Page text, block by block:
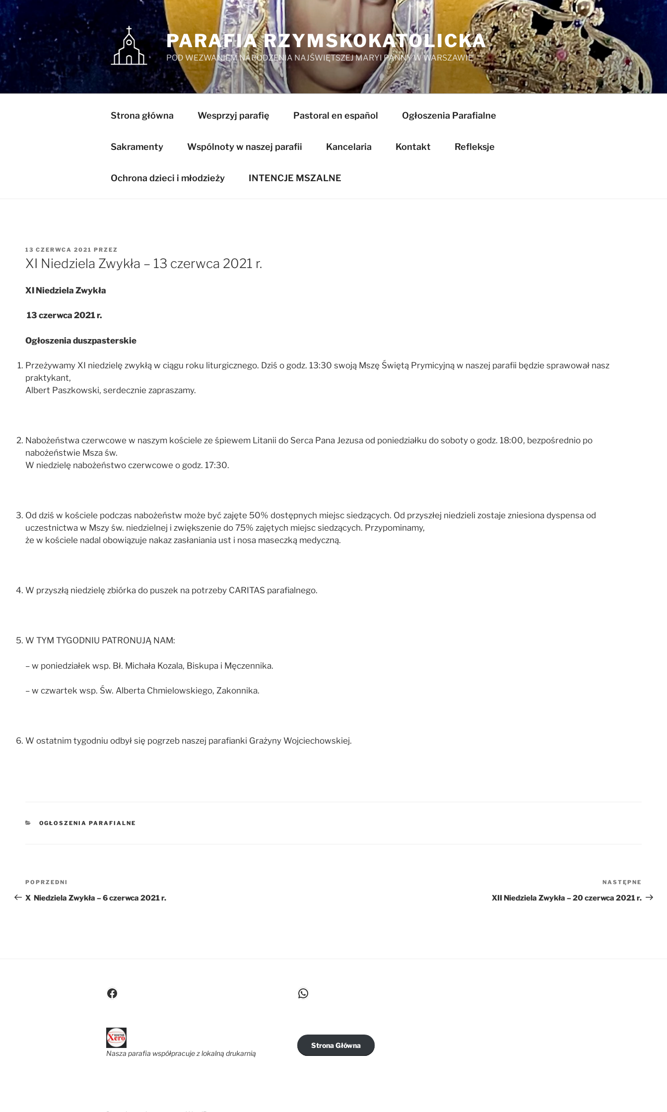
Przejdź
do
treści
PARAFIA RZYMSKOKATOLICKA
POD WEZWANIEM NARODZENIA NAJŚWIĘTSZEJ MARYI PANNY W WARSZAWIE
Strona główna Wesprzyj parafię Pastoral en español Ogłoszenia Parafialne
Sakramenty Wspólnoty w naszej parafii Kancelaria Kontakt Refleksje
Ochrona dzieci i młodzieży INTENCJE MSZALNE
OPUBLIKOWANE
W
13 CZERWCA 2021 PRZEZ
XI Niedziela Zwykła – 13 czerwca 2021 r.
XI Niedziela Zwykła
13 czerwca 2021 r.
Ogłoszenia duszpasterskie
Przeżywamy XI niedzielę zwykłą w ciągu roku liturgicznego. Dziś o godz. 13:30 swoją Mszę Świętą Prymicyjną w naszej parafii będzie sprawował nasz
praktykant,
Albert Paszkowski, serdecznie zapraszamy.
Nabożeństwa czerwcowe w naszym kościele ze śpiewem Litanii do Serca Pana Jezusa od poniedziałku do soboty o godz. 18:00, bezpośrednio po
nabożeństwie Msza św.
W niedzielę nabożeństwo czerwcowe o godz. 17:30.
Od dziś w kościele podczas nabożeństw może być zajęte 50% dostępnych miejsc siedzących. Od przyszłej niedzieli zostaje zniesiona dyspensa od
uczestnictwa w Mszy św. niedzielnej i zwiększenie do 75% zajętych miejsc siedzących. Przypominamy,
że w kościele nadal obowiązuje nakaz zasłaniania ust i nosa maseczką medyczną.
W przyszłą niedzielę zbiórka do puszek na potrzeby CARITAS parafialnego.
W TYM TYGODNIU PATRONUJĄ NAM:
– w poniedziałek wsp. Bł. Michała Kozala, Biskupa i Męczennika.
– w czwartek wsp. Św. Alberta Chmielowskiego, Zakonnika.
W ostatnim tygodniu odbył się pogrzeb naszej parafianki Grażyny Wojciechowskiej.
KATEGORIE
OGŁOSZENIA PARAFIALNE
Nawigacja
wpisu
Poprzedni
wpis
POPRZEDNI
X Niedziela Zwykła – 6 czerwca 2021 r.
wpis
NASTĘPNE
XII Niedziela Zwykła – 20 czerwca 2021 r.
Facebook
Nasza parafia współpracuje z lokalną drukarnią
WhatsApp
Strona Główna